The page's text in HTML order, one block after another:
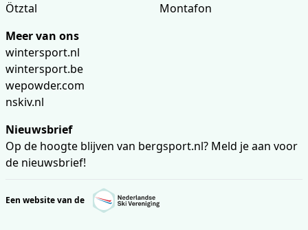
Ötztal
Montafon
Meer van ons
wintersport.nl
wintersport.be
wepowder.com
nskiv.nl
Nieuwsbrief
Op de hoogte blijven van bergsport.nl? Meld je aan voor
de nieuwsbrief!
Een website van de